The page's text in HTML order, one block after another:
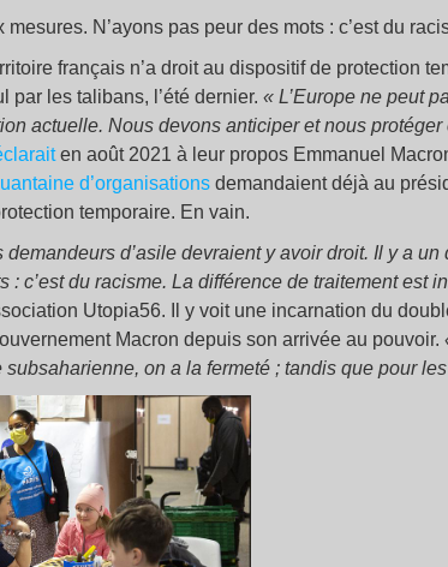
N’ayons pas peur des mots : c’est du
français n’a droit au dispositif de protection
par les talibans, l’été dernier. « L’Europe ne peut
actuelle. Nous devons anticiper et nous
en août 2021 à leur propos Emmanuel
d’organisations demandaient déjà au
temporaire. En vain.
d’asile devraient y avoir droit. Il y a
: c’est du racisme. La différence de traitement est
Utopia56. Il y voit une incarnation du
Macron depuis son arrivée au pouvoir.
subsaharienne, on a la fermeté ; tandis que pour